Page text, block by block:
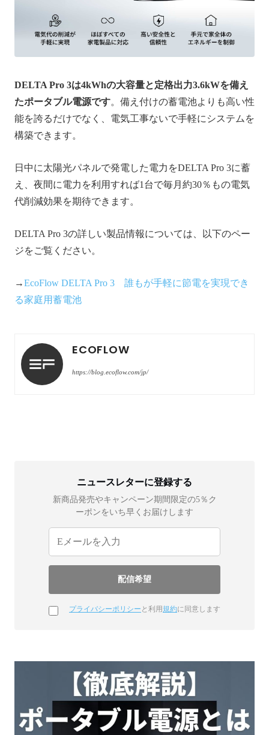
DELTA Pro 3は4kWhの大容量と定格出力3.6kWを備え
たポータブル電源です。備え付けの蓄電池よりも高い性
能を誇るだけでなく、電気工事ないで手軽にシステムを
構築できます。
日中に太陽光パネルで発電した電力をDELTA Pro 3に蓄
え、夜間に電力を利用すれば1台で毎月約30％もの電気
代削減効果を期待できます。
DELTA Pro 3の詳しい製品情報については、以下のペー
ジをご覧ください。
→EcoFlow DELTA Pro 3 誰もが手軽に節電を実現でき
る家庭用蓄電池
ECOFLOW
https://blog.ecoflow.com/jp/
ニュースレターに登録する
新商品発売やキャンペーン期間限定の5％ク
ーポンをいち早くお届けします
プライバシーポリシー と利用規約に同意します